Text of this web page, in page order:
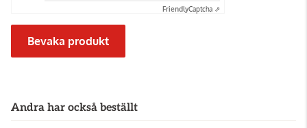
FriendlyCaptcha ⇗
Bevaka produkt
Andra har också beställt